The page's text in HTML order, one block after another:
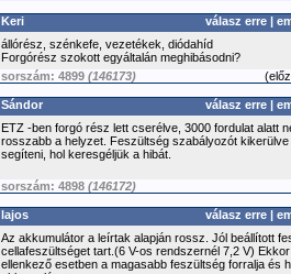
Keri válasz erre |
állórész, szénkefe, vezetékek, diódahíd
Forgórész szokott egyáltalán meghibásodni?
sorszám: 4899 (146173) (
Sándor válasz erre |
ETZ -ben forgó rész lett cserélve, 3000 fordulat alatt
rosszabb a helyzet. Feszültség szabályozót kikerülve
segíteni, hol keresgéljük a hibát.
sorszám: 4898 (146172)
lajos válasz erre |
Az akkumulátor a leírtak alapján rossz. Jól beállított
cellafeszültséget tart.(6 V-os rendszernél 7,2 V)
ellenkező esetben a magasabb feszültség forralja és